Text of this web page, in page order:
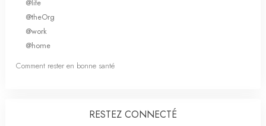
@life
@theOrg
@work
@home
Comment rester en bonne santé
RESTEZ CONNECTÉ